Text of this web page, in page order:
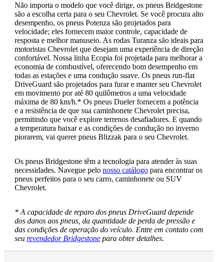
Não importa o modelo que você dirige, os pneus Bridgestone
são a escolha certa para o seu Chevrolet. Se você procura alto
desempenho, os pneus Potenza são projetados para
velocidade; eles fornecem maior controle, capacidade de
resposta e melhor manuseio. As rodas Turanza são ideais para
motoristas Chevrolet que desejam uma experiência de direção
confortável. Nossa linha Ecopia foi projetada para melhorar a
economia de combustível, oferecendo bom desempenho em
todas as estações e uma condução suave. Os pneus run-flat
DriveGuard são projetados para furar e manter seu Chevrolet
em movimento por até 80 quilômetros a uma velocidade
máxima de 80 km/h.* Os pneus Dueler fornecem a potência
e a resistência de que sua caminhonete Chevrolet precisa,
permitindo que você explore terrenos desafiadores. E quando
a temperatura baixar e as condições de condução no inverno
piorarem, vai querer pneus Blizzak para o seu Chevrolet.
Os pneus Bridgestone têm a tecnologia para atender às suas
necessidades. Navegue pelo nosso catálogopara encontrar os
pneus perfeitos para o seu carro, caminhonete ou SUV
Chevrolet.
* A capacidade de reparo dos pneus DriveGuard depende
dos danos aos pneus, da quantidade de perda de pressão e
das condições de operação do veículo. Entre em contato com
seu revendedor Bridgestonepara obter detalhes.